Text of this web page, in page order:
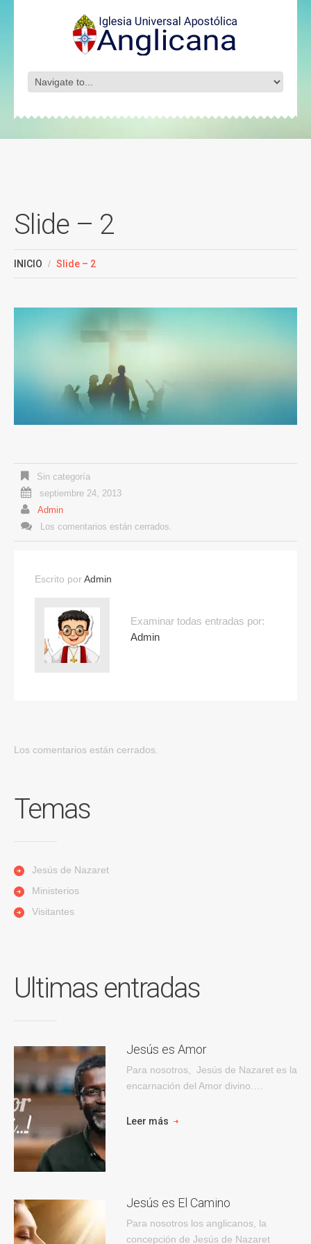
Slide – 2
INICIO Slide – 2
Sin categoría
septiembre 24, 2013
Admin
Los comentarios están cerrados.
Escrito porAdmin
Examinar todas entradas por:
Admin
Los comentarios están cerrados.
Temas
Jesús de Nazaret
Ministerios
Visitantes
Ultimas entradas
Jesús es Amor
Para nosotros, Jesús de Nazaret es la
encarnación del Amor divino.…
Leer más
Jesús es El Camino
Para nosotros los anglicanos, la
concepción de Jesús de Nazaret